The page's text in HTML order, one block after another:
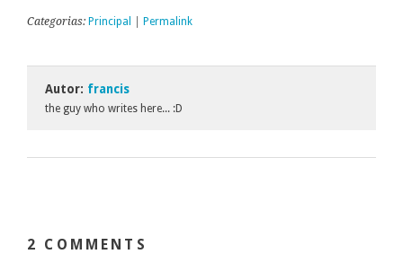
Categorias: Principal Permalink
Autor: francis
the guy who writes here... :D
2 COMMENTS